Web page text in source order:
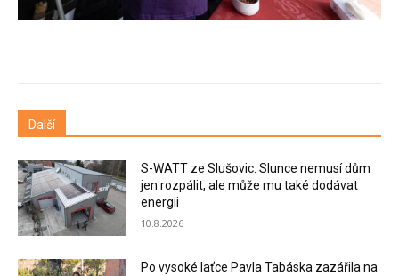
Další
S-WATT ze Slušovic: Slunce nemusí dům
jen rozpálit, ale může mu také dodávat
energii
10.8.2026
Po vysoké laťce Pavla Tabáska zazářila na